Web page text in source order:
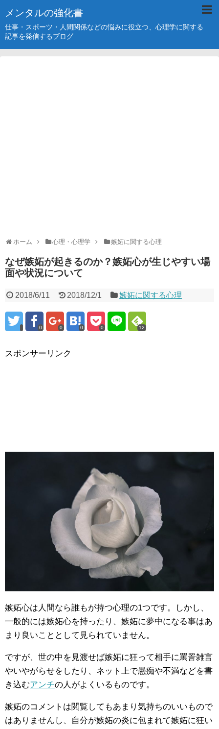
メンタルの強化書
仕事・スポーツ・人間関係などの悩みに役立つ、心理学に関する
記事を発信するブログ
ホーム 心理・心理学 嫉妬に関する心理
なぜ嫉妬が起きるのか？嫉妬心が生じやすい場
面や状況について
2018/6/11 2018/12/1 嫉妬に関する心理
0 0 0 0 12
スポンサーリンク
嫉妬心は人間なら誰もが持つ心理の1つです。しかし、
一般的には嫉妬心を持ったり、嫉妬に夢中になる事はあ
まり良いこととして見られていません。
ですが、世の中を見渡せば嫉妬に狂って相手に罵詈雑言
やいやがらせをしたり、ネット上で愚痴や不満などを書
き込むアンチの人がよくいるものです。
嫉妬のコメントは閲覧してもあまり気持ちのいいもので
はありませんし、自分が嫉妬の炎に包まれて嫉妬に狂い